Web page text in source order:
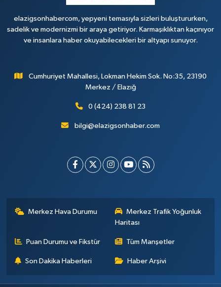
elazigsonhabercom, yepyeni temasıyla sizleri buluştururken,
sadelik ve modernizmi bir araya getiriyor. Karmaşıklıktan kaçınıyor
ve insanlara haber okuyabilecekleri bir altyapı sunuyor.
Cumhuriyet Mahallesi, Lokman Hekim Sok. No:35, 23190
Merkez / Elazığ
0 (424) 238 81 23
bilgi@elazigsonhaber.com
Merkez Hava Durumu
Merkez Trafik Yoğunluk
Haritası
Puan Durumu ve Fikstür Tüm Manşetler
Son Dakika Haberleri Haber Arşivi